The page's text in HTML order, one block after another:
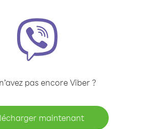
pas encore Viber ?
maintenant